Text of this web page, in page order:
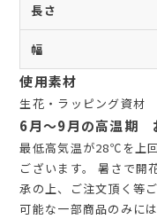
長さ
幅
使用素材
生花・ラッピング資材
6月～9月の高温期
最低高気温が28℃を上
ございます。 暑さで開
承の上、ご注文頂く等
可能な一部商品のみに